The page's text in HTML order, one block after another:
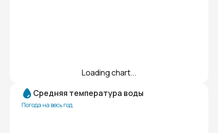
Loading chart...
Средняя температура воды
Погода на весь год